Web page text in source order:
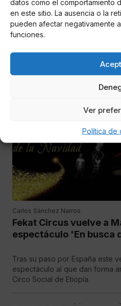
datos como el comportamiento
en este sitio. La ausencia o la
pueden afectar negativamente
funciones.
Ver
Política de
Carlos Sánchez Narros
El circo Quirós ofrece
en Alcalá Meco
Los artistas entrarán en el
actuar ante las reclusas y sus
Carlos Sánchez Narros
Fekat Circus vuelve a
espectáculo 'En busca
Tras su paso por España este
espectáculo al que dan forma
Circo Social de Etiopía.